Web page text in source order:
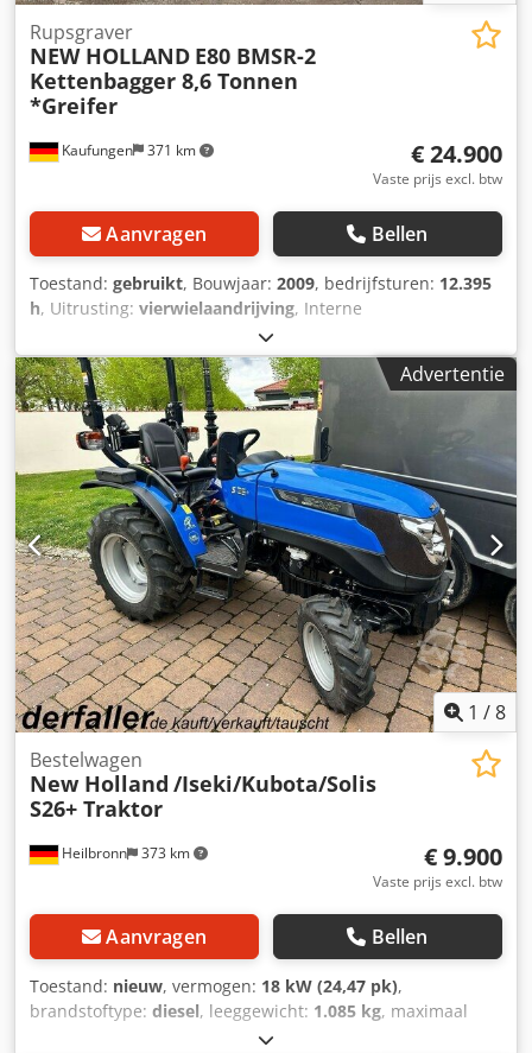
Kaufungen 371 km
Rupsgraver
NEW HOLLAND E80 BMSR-2
Kettenbagger 8,6 Tonnen
*Greifer
€ 24.900
Vaste prijs excl. btw
Aanvragen Bellen
Toestand: gebruikt, Bouwjaar: 2009, bedrijfsturen: 12.395
h, Uitrusting: vierwielaandrijving, Interne
voertuignummer: G400017 Per direct beschikbaar op ons
terrein in Kaufungen. Meer informatie bij: * Golec
Nutzfahrzeuge GmbH (Duits, Engels, Bulgaars, Russisch) *
Viktoria Sologubova (Pools, Russisch, Oekraïens, Engels)
Bedrijfsuren: 12.395 Airconditioning Lehnhoff MS08
snelwissel Gewicht: 8.590 kg Schuifblad Isuzu motor
Dieplepel 400 mm snijrand Dieplepel 900 mm snijrand
Grijper 600 mm Wijzigingen voorbehouden. Wij nemen uw
gebruikte voertuig graag in ruil. Financiering direct bij ons
mogelijk. Djdpfeyvm Awex Adrekr GOLEC NUTZFAHRZEUGE
GMBH Wij spreken: Duits, Engels, Spaans, Pools,
Oekraïens, Russisch, Bulgaars.
Advertentie
1 /8
Heilbronn 373 km
Bestelwagen
New Holland /Iseki/Kubota/Solis
S26+ Traktor
€ 9.900
Vaste prijs excl. btw
Aanvragen Bellen
Toestand: nieuw, vermogen: 18 kW (24,47 pk),
brandstoftype: diesel, leeggewicht: 1.085 kg, maximaal
, totaalgewicht: